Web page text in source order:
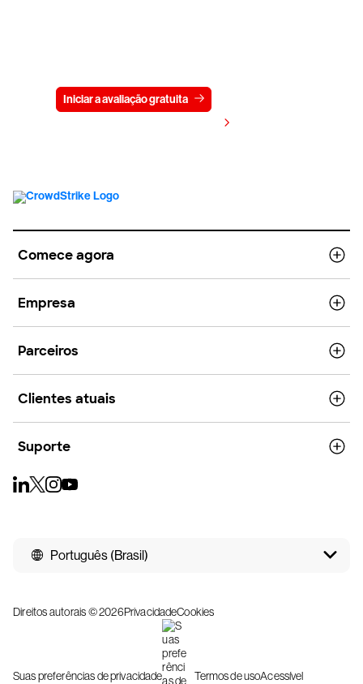
Iniciar a avaliação gratuita
Comece agora
Empresa
Parceiros
Clientes atuais
Suporte
Português (Brasil)
Direitos autorais © 2026PrivacidadeCookies
Suas preferências de privacidade Termos de usoAcessível